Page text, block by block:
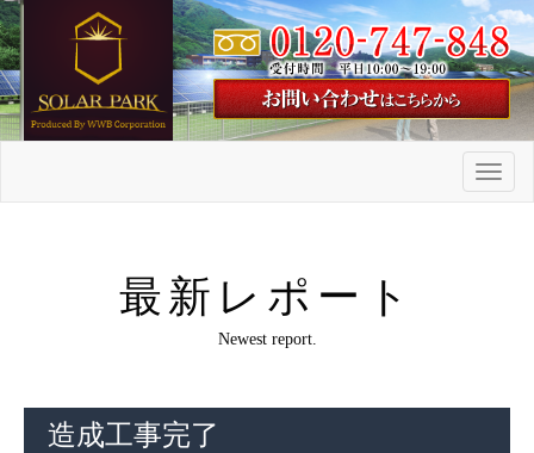
メ
最新レポート
Newest report.
造成工事完了